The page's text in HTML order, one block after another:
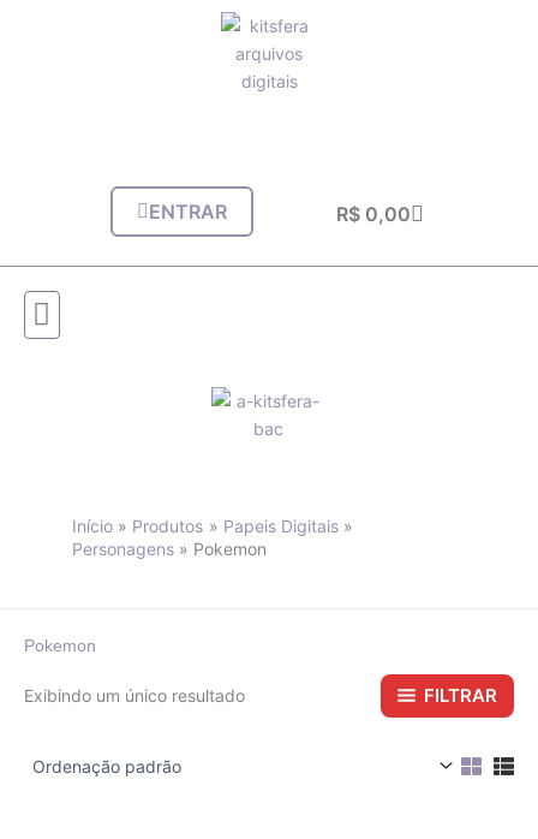
ENTRAR R$ 0,00Carrinho
Início Produtos
Papeis Digitais
Personagens
Pokemon
Pokemon
Exibindo um único resultado FILTRAR